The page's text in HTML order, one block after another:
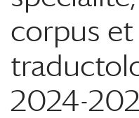
corpus et
2024-